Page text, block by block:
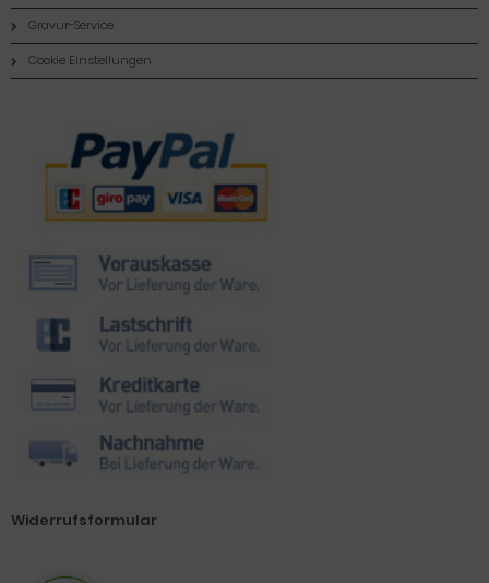
Gravur-Service
Cookie Einstellungen
Zahlungsmethoden
Widerrufsformular